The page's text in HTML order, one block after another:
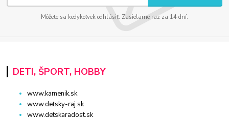
Môžete sa kedykoľvek odhlásiť. Zasielame raz za 14 dní.
DETI, ŠPORT, HOBBY
www.kamenik.sk
www.detsky-raj.sk
www.detskaradost.sk